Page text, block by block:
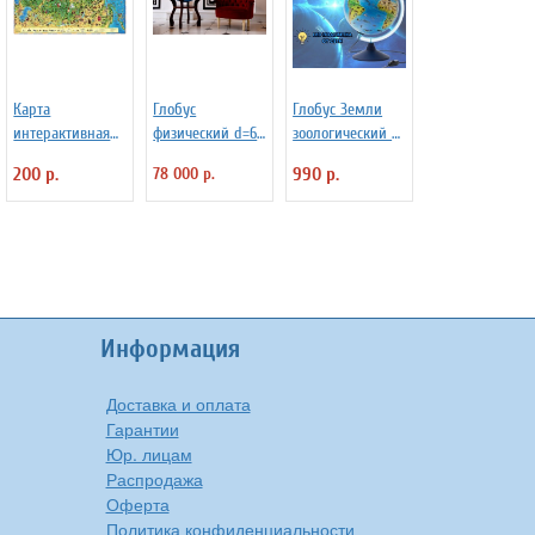
Карта
интерактивная
"Наша Родина"
для детей,
200 р.
Глобус
физический d=64
деревянной
подставке
78 000 р.
Глобус Земли
зоологический с
см
990 р.
Информация
Доставка и оплата
Гарантии
Юр. лицам
Распродажа
Оферта
Политика конфиденциальности